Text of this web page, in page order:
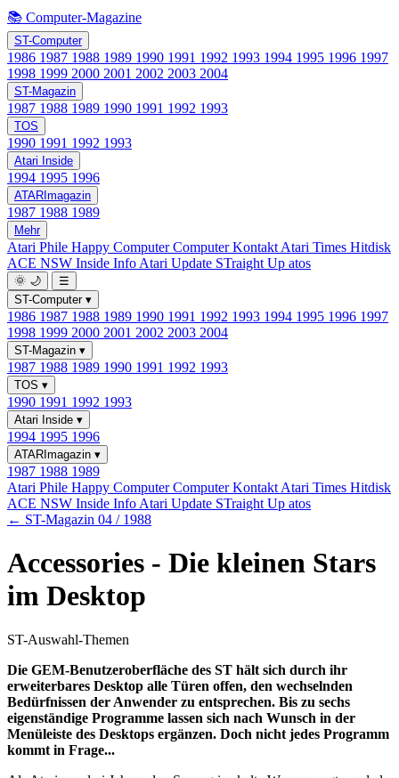
📚 Computer-Magazine
ST-Computer
1986 1987 1988 1989 1990 1991 1992 1993 1994 1995 1996 1997
1998 1999 2000 2001 2002 2003 2004
ST-Magazin
1987 1988 1989 1990 1991 1992 1993
TOS
1990 1991 1992 1993
Atari Inside
1994 1995 1996
ATARImagazin
1987 1988 1989
Mehr
Atari Phile Happy ComputerComputer Kontakt Atari Times Hitdisk
ACE NSW Inside Info Atari Update STraight Up atos
🌞 🌙
☰
ST-Computer ▾
1986 1987 1988 1989 1990 1991 1992 1993 1994 1995 1996 1997
1998 1999 2000 2001 2002 2003 2004
ST-Magazin ▾
1987 1988 1989 1990 1991 1992 1993
TOS ▾
1990 1991 1992 1993
Atari Inside ▾
1994 1995 1996
ATARImagazin ▾
1987 1988 1989
Atari Phile Happy ComputerComputer Kontakt Atari Times Hitdisk
ACE NSW Inside Info Atari Update STraight Up atos
← ST-Magazin 04 / 1988
Accessories - Die kleinen Stars
im Desktop
ST-Auswahl-Themen
Die GEM-Benutzeroberfläche des ST hält sich durch ihr
erweiterbares Desktop alle Türen offen, den wechselnden
Bedürfnissen der Anwender zu entsprechen. Bis zu sechs
eigenständige Programme lassen sich nach Wunsch in der
Menüleiste des Desktops ergänzen. Doch nicht jedes Programm
kommt in Frage...